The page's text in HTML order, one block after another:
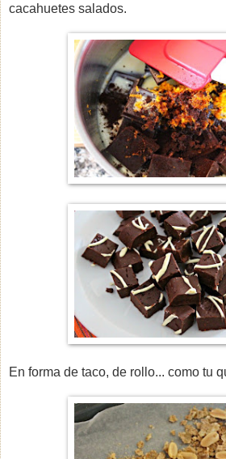
cacahuetes salados.
En forma de taco, de rollo... como tu